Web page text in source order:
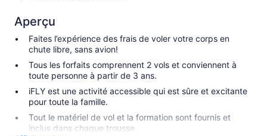
Aperçu
Faites l’expérience des frais de voler votre corps en
chute libre, sans avion!
Tous les forfaits comprennent 2 vols et conviennent à
toute personne à partir de 3 ans.
iFLY est une activité accessible qui est sûre et excitante
pour toute la famille.
Tout le matériel de vol et la formation sont fournis et
inclus dans chaque trousse.